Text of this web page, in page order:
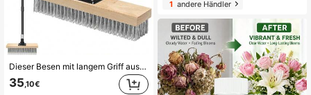
Dieser Besen mit langem Griff aus Edelstahl ist ein robuster, steifer Besen, der sich zum Entfernen von Moos von Betonböden, Terrassen, Gärten, Innenhöfen, Dächern, Ziegeloberflächen, Garagen und Schwimmbädern eignet.
35 ,10€
1andere Händler